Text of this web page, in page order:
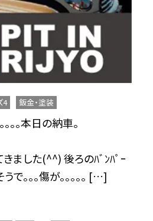
4 鈑金・塗装
。本日の納車。
きました(^^) 後ろのﾊﾞﾝﾊﾟｰ
。。。傷が。。。。。 […]